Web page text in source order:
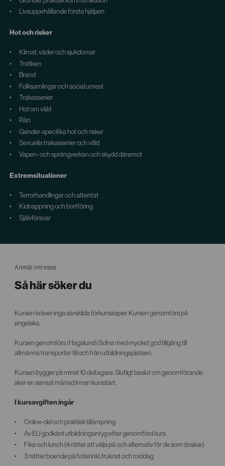
Livsuppehållande första hjälpen
Hot och risker
Klimat, väder och sjukdomar
Trafiken
Brand
Folksamlingar och social unrest
Trakasserier
Hot om våld
Rån
Gender-specifika hot och risker
Sexuella trakasserier och våld
Vapen- och sprängverkan och skydd däremot
Extremsituationer
Terrorhandlingar och attentat
Kidnappning och bortföring
Självförsvar
Anmäl intresse
Så här söker du
Kursen kräver inga särskilda förkunskaper. Kursen genomförs på
engelska.
Kursen genomförs i Hagalund i Solna med mycket god tillgång till
allmänna transporter till och från utbildningsplatsen.
Kursen bygger på minst 10 deltagare. Slutligt beslut om genomförande
sker en senast månad innan kursstart.
I kursavgiften ingår
Online-del och praktisk tillämpning
Av EU godkänt utbildningsintyg efter genomförd kurs
Fika och lunch (4 rätter att välja på och alternativ för de som önskar)
3 nätter boende på hotel inkl. frukost och middag